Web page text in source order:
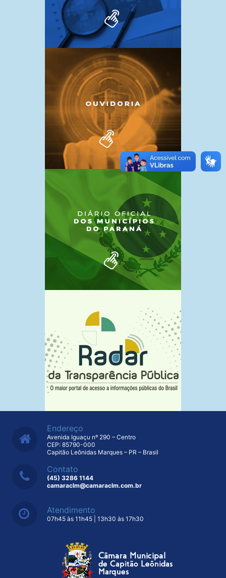
Endereço
Avenida Iguaçu nº 290 – Centro
CEP: 85790-000
Capitão Leônidas Marques – PR – Brasil
Contato
(45) 3286 1144
camaraclm@camaraclm.com.br
Atendimento
07h45 às 11h45 | 13h30 às 17h30